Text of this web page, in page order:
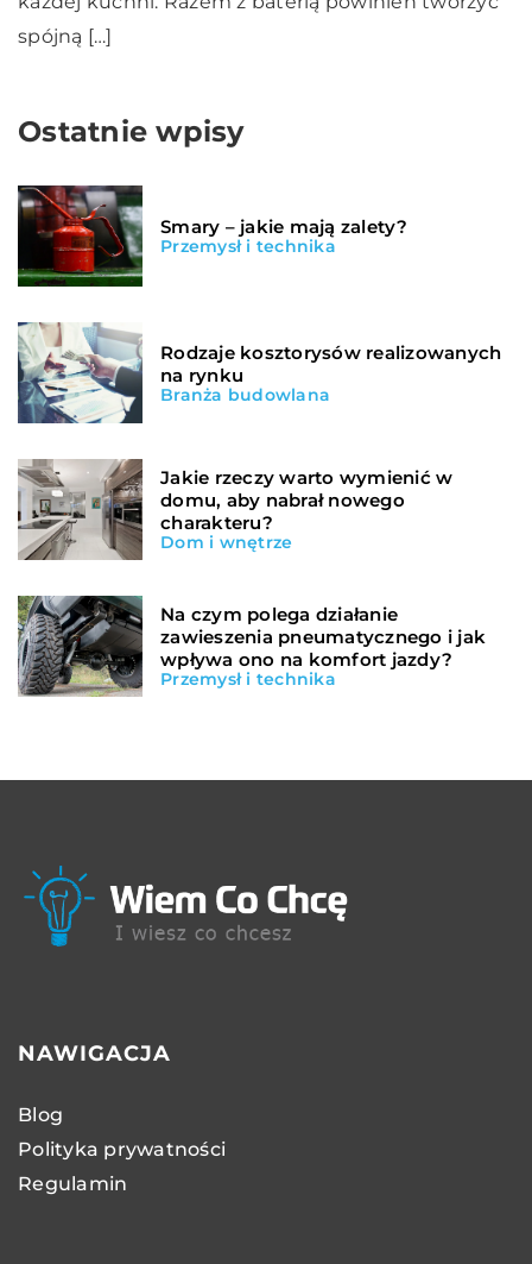
spójną […]
Ostatnie wpisy
Smary – jakie mają zalety?
Przemysł i technika
Rodzaje kosztorysów realizowanych
na rynku
Branża budowlana
Jakie rzeczy warto wymienić w
domu, aby nabrał nowego
charakteru?
Dom i wnętrze
Na czym polega działanie
zawieszenia pneumatycznego i jak
wpływa ono na komfort jazdy?
Przemysł i technika
NAWIGACJA
Blog
Polityka prywatności
Regulamin